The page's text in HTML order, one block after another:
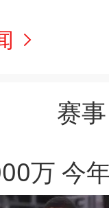
赛事
万 今